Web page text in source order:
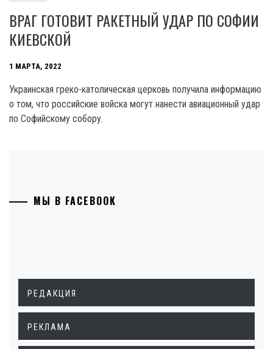
ВРАГ ГОТОВИТ РАКЕТНЫЙ УДАР ПО СОФИИ
КИЕВСКОЙ
1 МАРТА, 2022
Украинская греко-католическая церковь получила информацию
о том, что российские войска могут нанести авиационный удар
по Софийскому собору.
МЫ В FACEBOOK
РЕДАКЦИЯ
РЕКЛАМА